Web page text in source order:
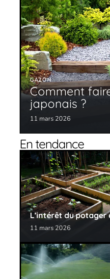
GAZON
Comment
japonais ?
11 mars 2026
En tendance
L’intérêt du potager
11 mars 2026